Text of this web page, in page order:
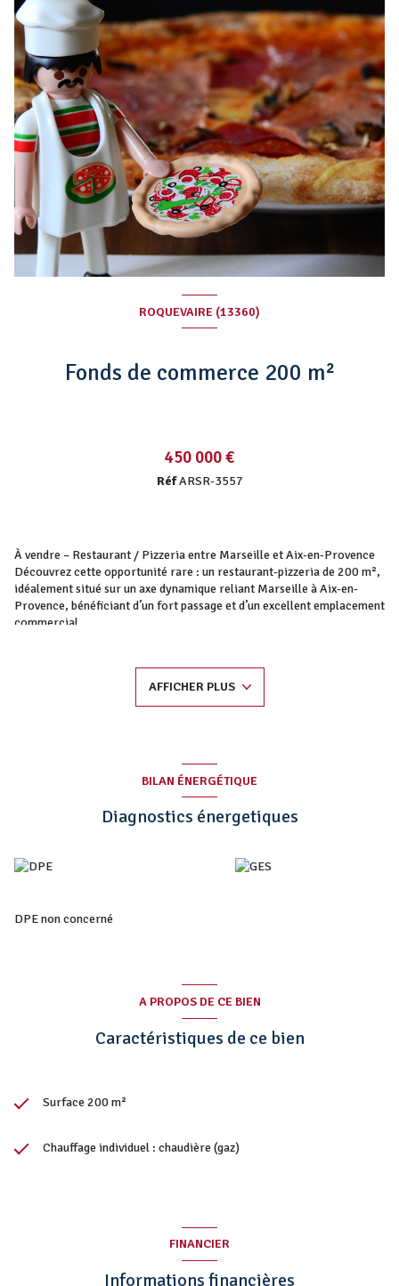
ROQUEVAIRE (13360)
Fonds de commerce 200 m²
450 000 €
RéfARSR-3557
À vendre – Restaurant / Pizzeria entre Marseille et Aix-en-Provence
Découvrez cette opportunité rare : un restaurant-pizzeria de 200 m²,
idéalement situé sur un axe dynamique reliant Marseille à Aix-en-
Provence, bénéficiant d’un fort passage et d’un excellent emplacement
commercial.
•Chiffre d’affaires annuel : 650 000 €
•Équipe en place : 2 gérants + 3 employés en CDI
•Capacité d’accueil exceptionnelle :
•Belle réputation et clientèle fidélisée
•Aménagements fonctionnels et cuisine bien équipée
•Emplacement stratégique avec flux constant de clientèle
reprendre une activité performante immédiatement
• Parking 20 places
AFFICHER PLUS
BILAN ÉNERGÉTIQUE
Diagnostics énergetiques
DPE non concerné
A PROPOS DE CE BIEN
Caractéristiques de ce bien
Surface 200 m²
Chauffage individuel : chaudière (gaz)
FINANCIER
Informations financières